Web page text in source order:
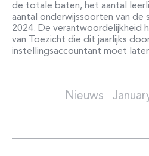
de totale baten, het aantal
aantal onderwijssoorten van de
2024. De verantwoordelijkheid
van Toezicht die dit jaarlijks
instellingsaccountant moet